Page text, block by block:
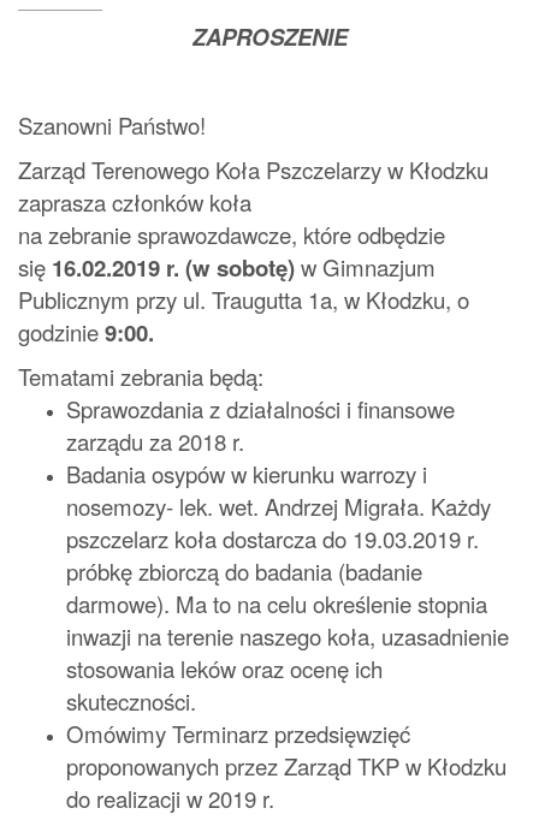
ZAPROSZENIE
Szanowni Państwo!
Zarząd Terenowego Koła Pszczelarzy w Kłodzku
zaprasza członków koła
na zebranie sprawozdawcze, które odbędzie
się 16.02.2019 r. (w sobotę)w Gimnazjum
Publicznym przy ul. Traugutta 1a, w Kłodzku, o
godzinie9:00.
Tematami zebrania będą:
Sprawozdania z działalności i finansowe
zarządu za 2018 r.
Badania osypów w kierunku warrozy i
nosemozy- lek. wet. Andrzej Migrała. Każdy
pszczelarz koła dostarcza do 19.03.2019 r.
próbkę zbiorczą do badania (badanie
darmowe). Ma to na celu określenie stopnia
inwazji na terenie naszego koła, uzasadnienie
stosowania leków oraz ocenę ich
skuteczności.
OmówimyTerminarz przedsięwzięć
proponowanych przez Zarząd TKP w Kłodzku
do realizacji w 2019 r.